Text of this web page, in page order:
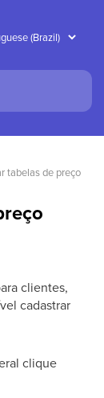
tabelas de preço
clientes,
cadastrar
clique